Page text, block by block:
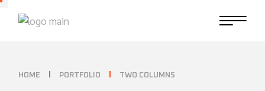
HOME PORTFOLIO TWO COLUMNS